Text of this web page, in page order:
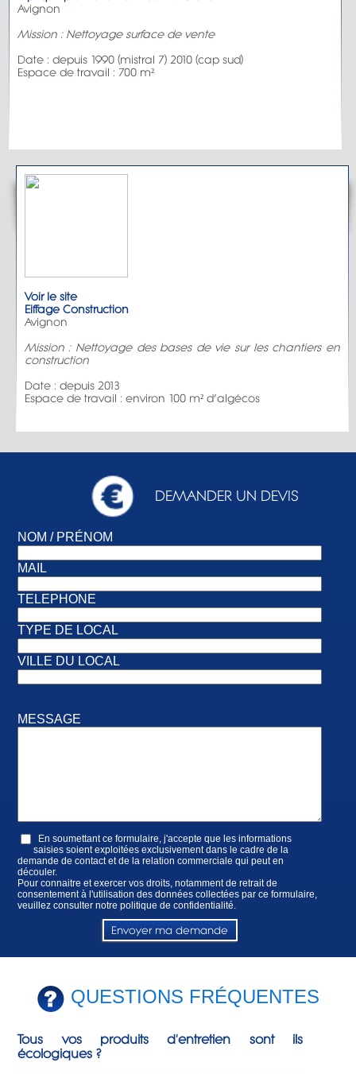
Avignon
Mission : Nettoyage surface de vente
Date : depuis 1990 (mistral 7) 2010 (cap sud)
Espace de travail : 700 m²
Voir le site
Eiffage Construction
Avignon
Mission : Nettoyage des bases de vie sur les chantiers en
construction
Date : depuis 2013
Espace de travail : environ 100 m² d’algécos
DEMANDER UN DEVIS
NOM / PRÉNOM
MAIL
TELEPHONE
TYPE DE LOCAL
VILLE DU LOCAL
MESSAGE
En soumettant ce formulaire, j'accepte que les informations
saisies soient exploitées exclusivement dans le cadre de la
demande de contact et de la relation commerciale qui peut en
découler.
Pour connaitre et exercer vos droits, notamment de retrait de
consentement à l'utilisation des données collectées par ce formulaire,
veuillez consulter notrepolitique de confidentialité.
QUESTIONS FRÉQUENTES
Tous vos produits d'entretien sont ils
écologiques ?